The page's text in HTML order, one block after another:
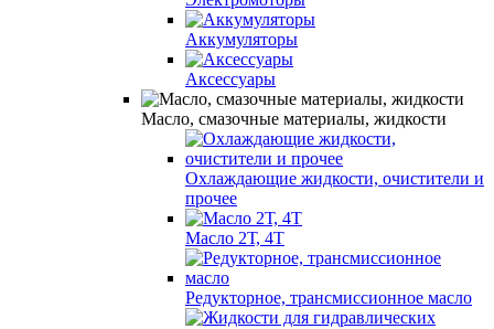
Аккумуляторы
Аксессуары
Масло, смазочные материалы, жидкости
Охлаждающие жидкости, очистители и
прочее
Масло 2Т, 4Т
Редукторное, трансмиссионное масло